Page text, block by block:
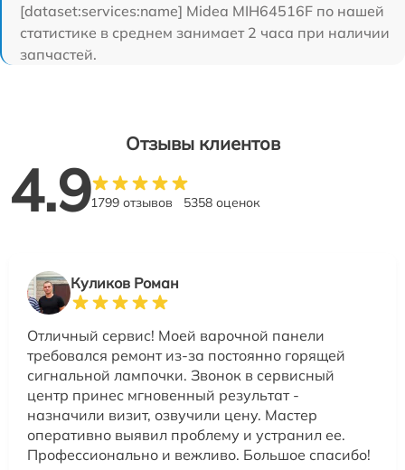
[dataset:services:name] Midea MIH64516F по нашей
статистике в среднем занимает 2 часа при наличии
запчастей.
Отзывы клиентов
4.91799 отзывов 5358 оценок
Куликов Роман
Отличный сервис! Моей варочной панели
требовался ремонт из-за постоянно горящей
сигнальной лампочки. Звонок в сервисный
центр принес мгновенный результат -
назначили визит, озвучили цену. Мастер
оперативно выявил проблему и устранил ее.
Профессионально и вежливо. Большое спасибо!